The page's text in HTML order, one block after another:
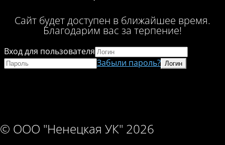
Сайт будет доступен в ближайшее время.
Благодарим вас за терпение!
© ООО "Ненецкая УК" 2026
Вход для пользователя
Забыли пароль?